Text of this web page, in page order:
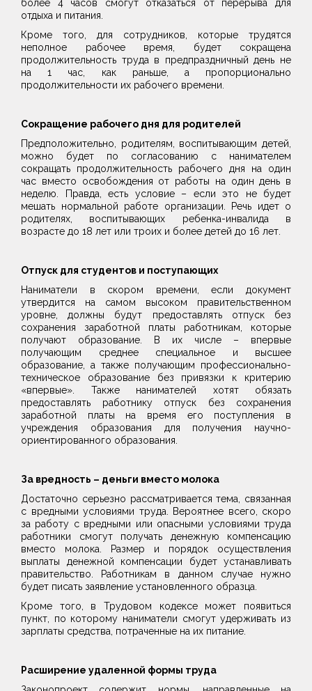
более 4 часов смогут отказаться от перерыва для
отдыха и питания.
Кроме того, для сотрудников, которые трудятся
неполное рабочее время, будет сокращена
продолжительность труда в предпраздничный день не
на 1 час, как раньше, а пропорционально
продолжительности их рабочего времени.
Сокращение рабочего дня для родителей
Предположительно, родителям, воспитывающим детей,
можно будет по согласованию с нанимателем
сокращать продолжительность рабочего дня на один
час вместо освобождения от работы на один день в
неделю. Правда, есть условие – если это не будет
мешать нормальной работе организации. Речь идет о
родителях, воспитывающих ребенка-инвалида в
возрасте до 18 лет или троих и более детей до 16 лет.
Отпуск для студентов и поступающих
Наниматели в скором времени, если документ
утвердится на самом высоком правительственном
уровне, должны будут предоставлять отпуск без
сохранения заработной платы работникам, которые
получают образование. В их числе – впервые
получающим среднее специальное и высшее
образование, а также получающим профессионально-
техническое образование без привязки к критерию
«впервые». Также нанимателей хотят обязать
предоставлять работнику отпуск без сохранения
заработной платы на время его поступления в
учреждения образования для получения научно-
ориентированного образования.
За вредность – деньги вместо молока
Достаточно серьезно рассматривается тема, связанная
с вредными условиями труда. Вероятнее всего, скоро
за работу с вредными или опасными условиями труда
работники смогут получать денежную компенсацию
вместо молока. Размер и порядок осуществления
выплаты денежной компенсации будет устанавливать
правительство. Работникам в данном случае нужно
будет писать заявление установленного образца.
Кроме того, в Трудовом кодексе может появиться
пункт, по которому наниматели смогут удерживать из
зарплаты средства, потраченные на их питание.
Расширение удаленной формы труда